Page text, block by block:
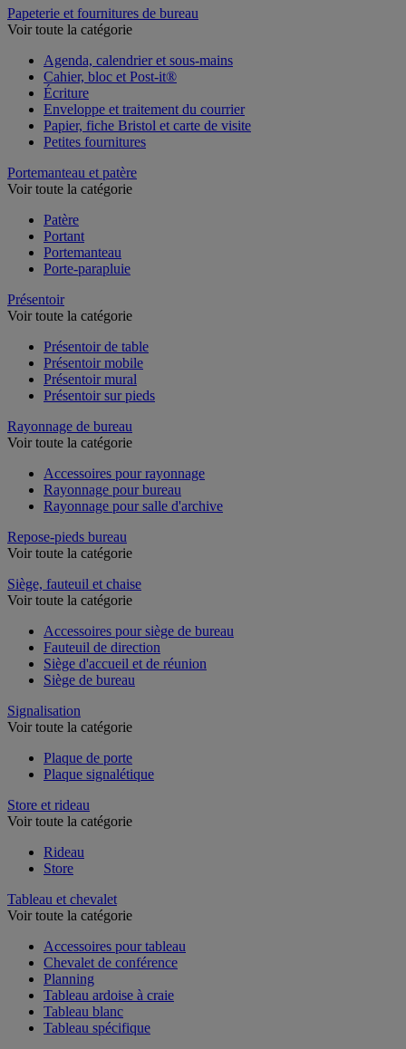
Papeterie et fournitures de bureau
Voir toute la catégorie
Agenda, calendrier et sous-mains
Cahier, bloc et Post-it®
Écriture
Enveloppe et traitement du courrier
Papier, fiche Bristol et carte de visite
Petites fournitures
Portemanteau et patère
Voir toute la catégorie
Patère
Portant
Portemanteau
Porte-parapluie
Présentoir
Voir toute la catégorie
Présentoir de table
Présentoir mobile
Présentoir mural
Présentoir sur pieds
Rayonnage de bureau
Voir toute la catégorie
Accessoires pour rayonnage
Rayonnage pour bureau
Rayonnage pour salle d'archive
Repose-pieds bureau
Voir toute la catégorie
Siège, fauteuil et chaise
Voir toute la catégorie
Accessoires pour siège de bureau
Fauteuil de direction
Siège d'accueil et de réunion
Siège de bureau
Signalisation
Voir toute la catégorie
Plaque de porte
Plaque signalétique
Store et rideau
Voir toute la catégorie
Rideau
Store
Tableau et chevalet
Voir toute la catégorie
Accessoires pour tableau
Chevalet de conférence
Planning
Tableau ardoise à craie
Tableau blanc
Tableau spécifique